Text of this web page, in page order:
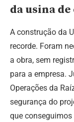
da usina
A construção da
recorde. Foram
a obra, sem
para a empresa.
Operações da
segurança do
que